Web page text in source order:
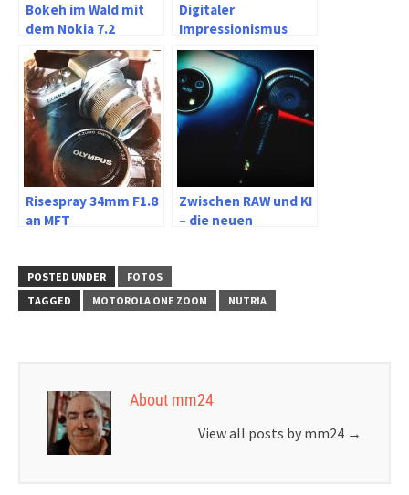
Bokeh im Wald mit
dem Nokia 7.2
Digitaler
Impressionismus
Risespray 34mm F1.8
an MFT
Zwischen RAW und KI
– die neuen
POSTED UNDER
FOTOS
TAGGED
MOTOROLA ONE ZOOM NUTRIA
About mm24
View all posts by mm24 →